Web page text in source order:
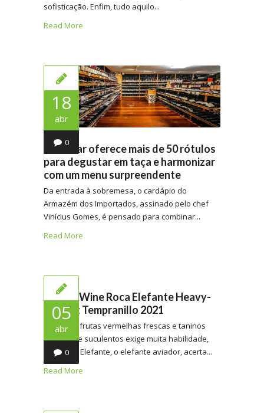
sofisticação. Enfim, tudo aquilo...
Read More
18
abr
0
Wine bar oferece mais de 50 rótulos
para degustar em taça e harmonizar
com um menu surpreendente
Da entrada à sobremesa, o cardápio do
Armazém dos Importados, assinado pelo chef
Vinícius Gomes, é pensado para combinar...
Read More
05
abr
0
Citizen Wine Roca Elefante Heavy-
Weight Tempranillo 2021
Equilibrar frutas vermelhas frescas e taninos
maduros e suculentos exige muita habilidade,
mas Roca Elefante, o elefante aviador, acerta...
Read More